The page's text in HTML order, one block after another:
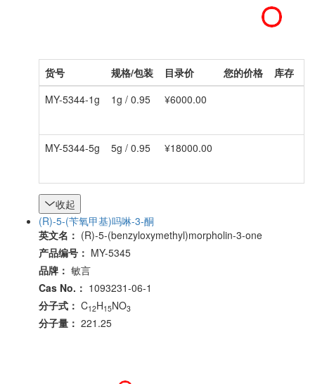
货号 规格/包装 目录价 您的价格 库存
MY-5344-1g
1g / 0.95 ¥6000.00
MY-5344-5g 5g / 0.95 ¥18000.00
收起
(R)-5-(苄氧甲基)吗啉-3-酮
英文名： (R)-5-(benzyloxymethyl)morpholin-3-one
产品编号： MY-5345
品牌： 敏言
Cas No.： 1093231-06-1
分子式： C12H15NO3
分子量： 221.25